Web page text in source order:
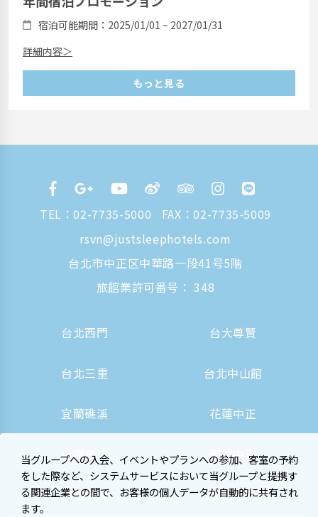
宿泊可能期間：2025/01/01 ~ 2027/01/31
詳細内容＞
もっと見る
TEL： 02-7735-5000
FAX：02-7735-5009
rsvn@justsleephotels.com
台北市中正区中華路一段41号5階
旅館業許可番号： 348
台北西門 台大尊賢
台北三重 台北中山館
宜蘭礁溪 花蓮中正
台南虎山 高雄中正
高雄駅前 大阪心斎橋
当グループへの入会、イベントやプランへの参加、客室の予約
をした際など、システムサービスにおいて当グループと提携す
る関連企業との間で、お客様の個人データが自動的に共有され
ます。